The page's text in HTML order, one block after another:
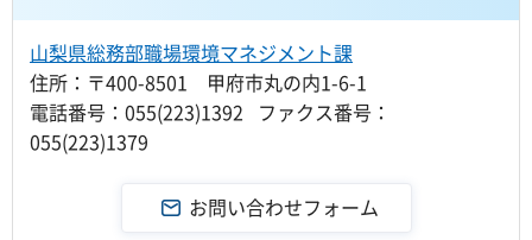
山梨県総務部職場環境マネジメント課
住所：〒400-8501 甲府市丸の内1-6-1
電話番号：055(223)1392 ファクス番号：
055(223)1379